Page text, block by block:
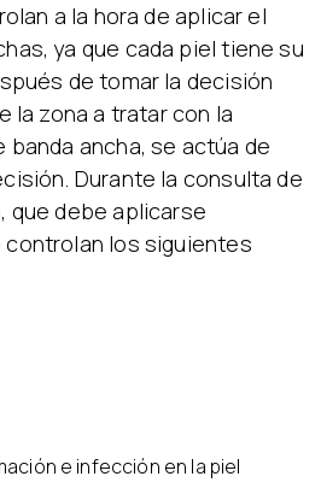
a la hora de aplicar el
ya que cada piel tiene su
de tomar la decisión
la zona a tratar con la
ancha, se actúa de
Durante la consulta de
debe aplicarse
los siguientes
e infección en la piel